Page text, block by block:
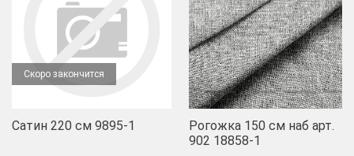
Скоро закончится
Сатин 220 см 9895-1
Рогожка 150 см наб арт.
902 18858-1